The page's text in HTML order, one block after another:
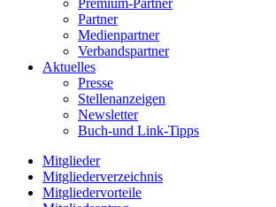
Premium-Partner
Partner
Medienpartner
Verbandspartner
Aktuelles
Presse
Stellenanzeigen
Newsletter
Buch-und Link-Tipps
Mitglieder
Mitgliederverzeichnis
Mitgliedervorteile